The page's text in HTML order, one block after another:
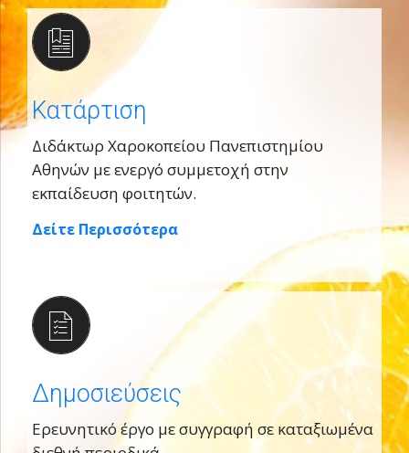
Κατάρτιση
Διδάκτωρ Χαροκοπείου Πανεπιστημίου
Αθηνών με ενεργό συμμετοχή στην
εκπαίδευση φοιτητών.
Δείτε Περισσότερα
Δημοσιεύσεις
Ερευνητικό έργο με συγγραφή σε καταξιωμένα